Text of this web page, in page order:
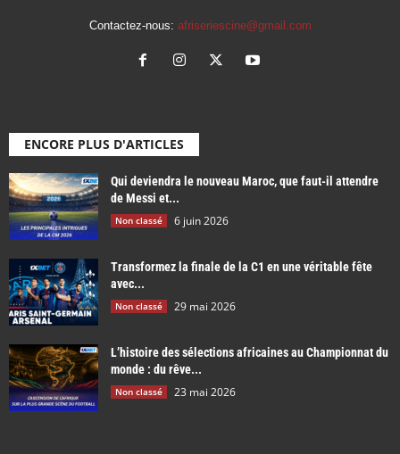
Contactez-nous: afriseriescine@gmail.com
ENCORE PLUS D'ARTICLES
Qui deviendra le nouveau Maroc, que faut-il attendre
de Messi et...
Non classé 6 juin 2026
Transformez la finale de la C1 en une véritable fête
avec...
Non classé 29 mai 2026
L’histoire des sélections africaines au Championnat du
monde : du rêve...
Non classé 23 mai 2026